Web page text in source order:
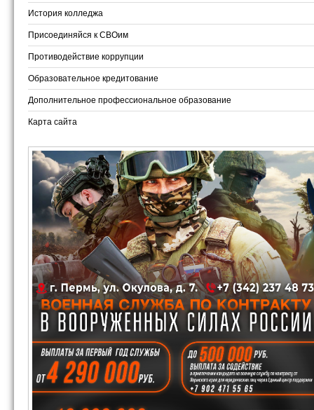
История колледжа
Присоединяйся к СВОим
Противодействие коррупции
Образовательное кредитование
Дополнительное профессиональное образование
Карта сайта